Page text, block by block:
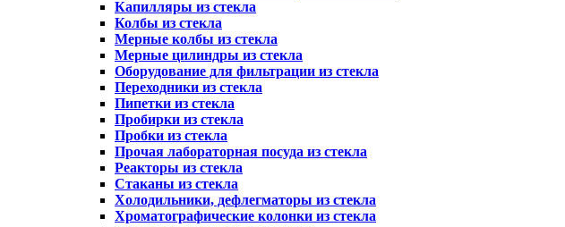
Капилляры из стекла
Колбы из стекла
Мерные колбы из стекла
Мерные цилиндры из стекла
Оборудование для фильтрации из стекла
Переходники из стекла
Пипетки из стекла
Пробирки из стекла
Пробки из стекла
Прочая лабораторная посуда из стекла
Реакторы из стекла
Стаканы из стекла
Холодильники, дефлегматоры из стекла
Хроматографические колонки из стекла